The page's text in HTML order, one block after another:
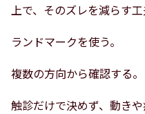
上で、そのズレを減らす工
ランドマークを使う。
複数の方向から確認する。
触診だけで決めず、動き